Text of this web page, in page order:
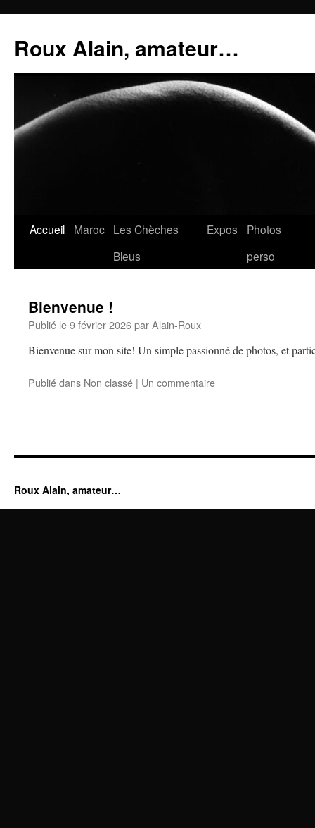
contenu
Roux Alain, amateur…
Accueil Maroc Les Chèches
Bleus
Expos
Photos
perso
Bienvenue !
Publié le9 février 2026parAlain-Roux
Bienvenue sur mon site! Un simple passionné de photos, et
Publié dans Non classé | Un commentaire
Roux Alain, amateur…